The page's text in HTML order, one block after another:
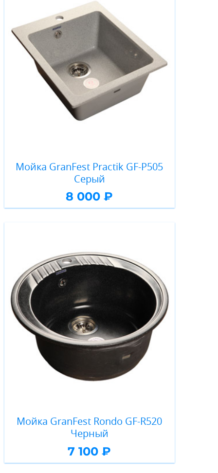
Мойка GranFest Practik GF-P505
Серый
8 000 ₽
Мойка GranFest Rondo GF-R520
Черный
7 100 ₽